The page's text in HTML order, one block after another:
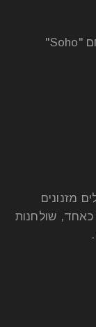
אוכל
אוכל, אם
זה בדיוק
מזנונים
כאחד, שולחנות